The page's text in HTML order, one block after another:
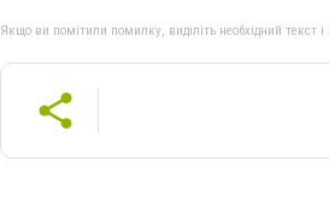
Якщо ви помітили помилку, виділіть необхідний текст